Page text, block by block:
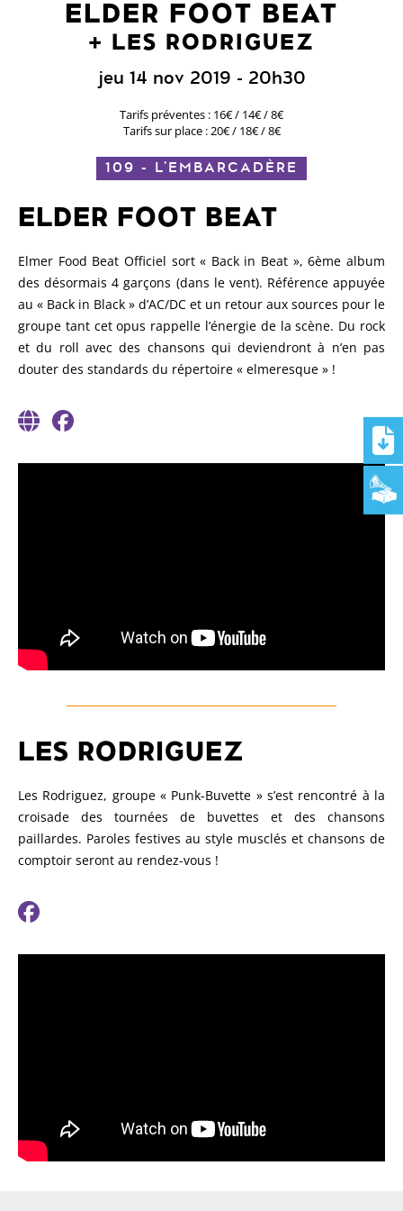
ELDER FOOT BEAT
LES RODRIGUEZ
jeu 14 nov 2019 - 20h30
Tarifs préventes : 16€ / 14€ / 8€
Tarifs sur place : 20€ / 18€ / 8€
109 - L'EMBARCADÈRE
ELDER FOOT BEAT
Elmer Food Beat Officiel sort « Back in Beat », 6ème album
des désormais 4 garçons (dans le vent). Référence appuyée
au « Back in Black » d’AC/DC et un retour aux sources pour le
groupe tant cet opus rappelle l’énergie de la scène. Du rock
et du roll avec des chansons qui deviendront à n’en pas
douter des standards du répertoire « elmeresque » !
LES RODRIGUEZ
Les Rodriguez, groupe « Punk-Buvette » s’est rencontré à la
croisade des tournées de buvettes et des chansons
paillardes. Paroles festives au style musclés et chansons de
comptoir seront au rendez-vous !